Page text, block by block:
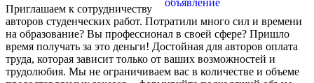
Приглашаем к сотрудничеству
авторов студенческих работ. Потратили много сил и времени
на образование? Вы профессионал в своей сфере? Пришло
время получать за это деньги! Достойная для авторов оплата
труда, которая зависит только от ваших возможностей и
трудолюбия. Мы не ограничиваем вас в количестве и объеме